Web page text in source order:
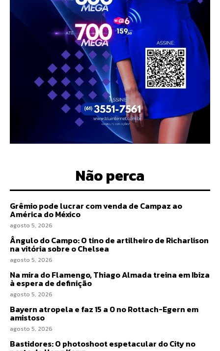
Não perca
Grêmio pode lucrar com venda de Campaz ao
América do México
agosto 5, 2026
Ângulo do Campo: O tino de artilheiro de Richarlison
na vitória sobre o Chelsea
agosto 5, 2026
Na mira do Flamengo, Thiago Almada treina em Ibiza
à espera de definição
agosto 5, 2026
Bayern atropela e faz 15 a 0 no Rottach-Egern em
amistoso
agosto 5, 2026
Bastidores: O photoshoot espetacular do City no